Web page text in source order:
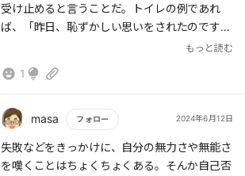
受け止めると言うことだ。トイレの例であれ
ば、「昨日、恥ずかしい思いをされたのです
ね」と患者さんの言葉の重要なキーワードを反
の言葉を待つ。患者さんが「今までは、トイレ
言われたら、「今までは、間に合わないことは
このように反復と沈黙を繰り返すと、患者さん
に「自分の気持ちをわかってくれる」と感じて
もっと読む
1
masa フォロー 2024年6月12日
もっと読む
失敗などをきっかけに、自分の無力さや無能さ
を嘆くことはちょくちょくある。そんか自己否